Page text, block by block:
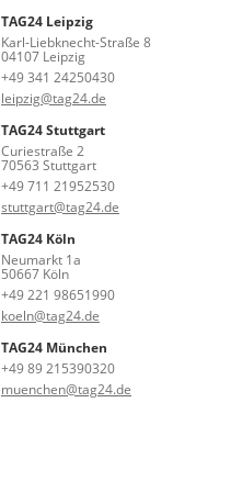
TAG24 Leipzig
Karl-Liebknecht-Straße 8
04107 Leipzig
+49 341 24250430
leipzig@tag24.de
TAG24 Stuttgart
Curiestraße 2
70563 Stuttgart
+49 711 21952530
stuttgart@tag24.de
TAG24 Köln
Neumarkt 1a
50667 Köln
+49 221 98651990
koeln@tag24.de
TAG24 München
+49 89 215390320
muenchen@tag24.de